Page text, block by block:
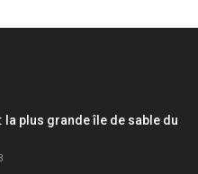
la plus grande île de sable du